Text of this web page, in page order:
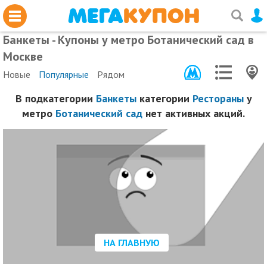
Банкеты - Купоны у метро Ботанический сад в
Москве
Новые Популярные Рядом
В подкатегории Банкетыкатегории Рестораныу
метро Ботанический сад нет активных акций.
НА ГЛАВНУЮ